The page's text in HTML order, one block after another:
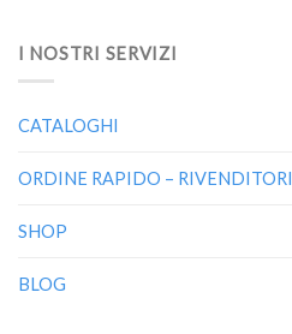
I NOSTRI SERVIZI
CATALOGHI
ORDINE RAPIDO – RIVENDITORI
SHOP
BLOG